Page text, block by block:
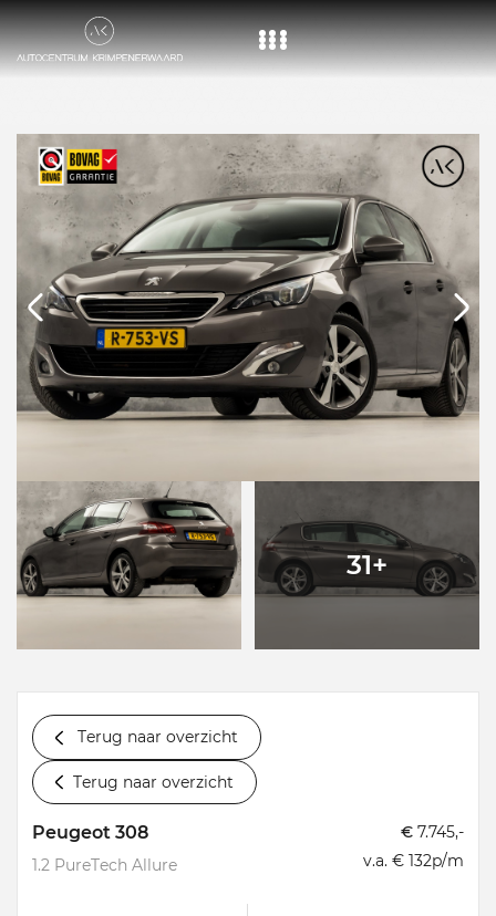
Aanbod
Diensten
Over ons
Vacature
Contact
31+
Terug naar overzicht
Terug naar overzicht
Peugeot 308
1.2 PureTech Allure
€ 7.745,-
v.a. € 132p/m